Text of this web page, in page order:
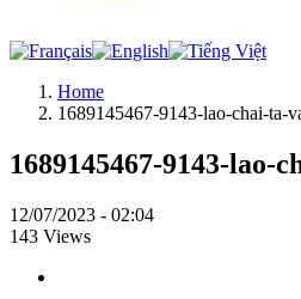
Home
1689145467-9143-lao-chai-ta-
1689145467-9143-lao-
12/07/2023 - 02:04
143 Views